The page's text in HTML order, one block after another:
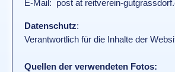
E-Mail: post at reitverein-
Datenschutz:
Verantwortlich für die Inhalte der
Quellen der verwendeten Fotos: